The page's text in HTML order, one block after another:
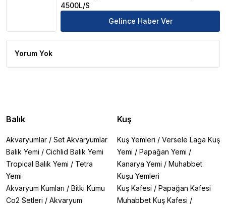
4500L/S
Gelince Haber Ver
Yorum Yok
Balık
Akvaryumlar / Set Akvaryumlar
Balık Yemi / Cichlid Balık Yemi
Tropical Balık Yemi / Tetra
Yemi
Akvaryum Kumları / Bitki Kumu
Co2 Setleri / Akvaryum
Kuş
Kuş Yemleri / Versele Laga Kuş
Yemi / Papağan Yemi /
Kanarya Yemi / Muhabbet
Kuşu Yemleri
Kuş Kafesi / Papağan Kafesi
Muhabbet Kuş Kafesi /